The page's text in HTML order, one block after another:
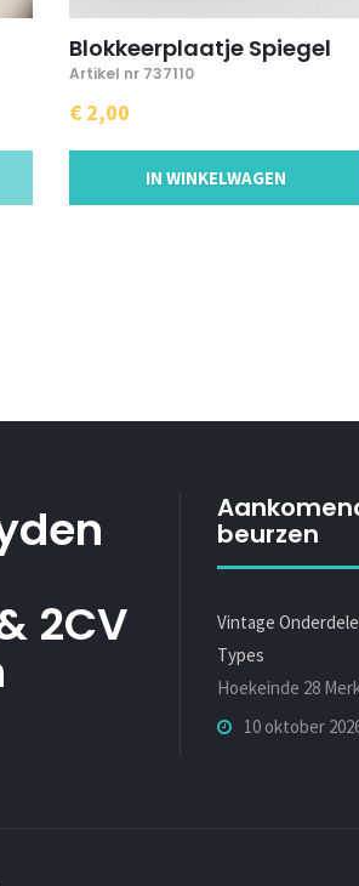
Blokkeerplaatje Spiegel
Artikel nr 737110
€ 2,00
IN WINKELWAGEN
2CV
beurzen
Vintage
Types
Hoekeinde 28
10 oktober